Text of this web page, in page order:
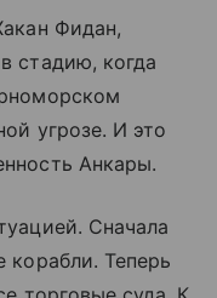
Фидан,
стадию, когда
угрозе. И это
Анкары.
Сначала
корабли. Теперь